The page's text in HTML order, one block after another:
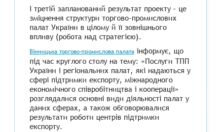
І третій запланований результат проекту – це
зміцнення структури торгово-промислових
палат України в цілому й її зовнішнього
впливу (робота над стратегією).
Вінницька торгово-промислова палата інформує, що
під час круглого столу на тему: «Послуги ТПП
України і регіональних палат, які надаються у
сфері підтримки експорту, міжнародного
економічного співробітництва і кооперації»
розглядалися основні види діяльності палат у
даних сферах, а також обговорювалися
результати роботи центрів підтримки
експорту.